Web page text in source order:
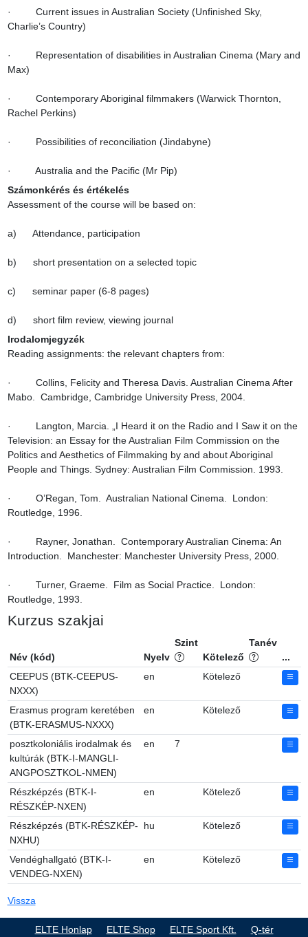
·         Current issues in Australian Society (Unfinished Sky,
Charlie’s Country)
·         Representation of disabilities in Australian Cinema (Mary and
Max)
·         Contemporary Aboriginal filmmakers (Warwick Thornton,
Rachel Perkins)
·         Possibilities of reconciliation (Jindabyne)
·         Australia and the Pacific (Mr Pip)
Számonkérés és értékelés
Assessment of the course will be based on:
a)      Attendance, participation
b)      short presentation on a selected topic
c)      seminar paper (6-8 pages)
d)      short film review, viewing journal
Irodalomjegyzék
Reading assignments: the relevant chapters from:
·         Collins, Felicity and Theresa Davis. Australian Cinema After
Mabo.  Cambridge, Cambridge University Press, 2004.
·         Langton, Marcia. „I Heard it on the Radio and I Saw it on the
Television: an Essay for the Australian Film Commission on the
Politics and Aesthetics of Filmmaking by and about Aboriginal
People and Things. Sydney: Australian Film Commission. 1993.
·         O’Regan, Tom.  Australian National Cinema.  London:
Routledge, 1996.
·         Rayner, Jonathan.  Contemporary Australian Cinema: An
Introduction.  Manchester: Manchester University Press, 2000.
·         Turner, Graeme.  Film as Social Practice.  London:
Routledge, 1993.
Kurzus szakjai
Név (kód) Nyelv
Szint
Kötelező
Tanév
...
CEEPUS (BTK-CEEPUS-
NXXX)
en Kötelező
Erasmus program keretében
(BTK-ERASMUS-NXXX)
en Kötelező
posztkoloniális irodalmak és
kultúrák (BTK-I-MANGLI-
ANGPOSZTKOL-NMEN)
en 7
Részképzés (BTK-I-
RÉSZKÉP-NXEN)
en Kötelező
Részképzés (BTK-RÉSZKÉP-
NXHU)
hu Kötelező
Vendéghallgató (BTK-I-
VENDEG-NXEN)
en Kötelező
Vissza
ELTE Honlap ELTE Shop ELTE Sport Kft. Q-tér